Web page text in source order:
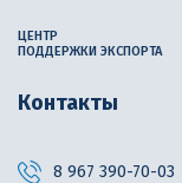
ЦЕНТР
ПОДДЕРЖКИ ЭКСПОРТА
Контакты
8 967 390-70-03